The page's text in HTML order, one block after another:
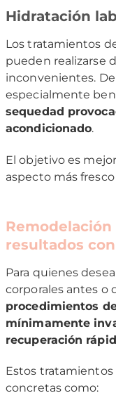
Hidratación
Los tratamientos
pueden realizarse
inconvenientes.
especialmente
sequedad
acondicionado.
El objetivo es
aspecto más
resultados
Para quienes
corporales antes o
procedimientos
mínimamente
recuperación
Estos tratamientos
concretas como: